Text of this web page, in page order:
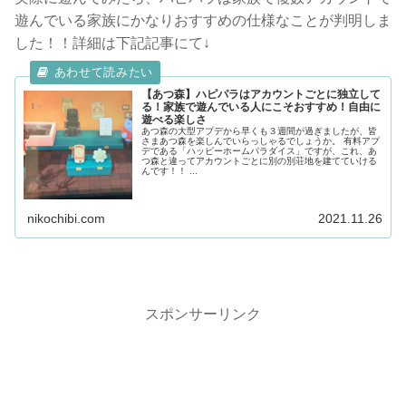
遊んでいる家族にかなりおすすめの仕様なことが判明しま
した！！詳細は下記記事にて↓
【あつ森】ハピパラはアカウントごとに独立して
る！家族で遊んでいる人にこそおすすめ！自由に
遊べる楽しさ
あつ森の大型アプデから早くも３週間が過ぎましたが、皆
さまあつ森を楽しんでいらっしゃるでしょうか。 有料アプ
デである「ハッピーホームパラダイス」ですが、これ、あ
つ森と違ってアカウントごとに別の別荘地を建てていける
んです！！ ...
nikochibi.com 2021.11.26
スポンサーリンク